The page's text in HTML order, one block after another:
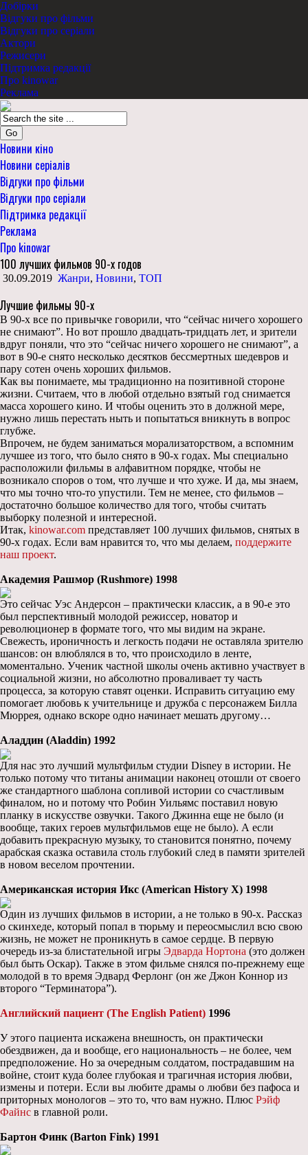
Добірки
Відгуки про фільми
Відгуки про серіали
Актори
Режисери
Підтримка редакції
Про kinowar
Реклама
Go
Новини кіно
Новини серіалів
Відгуки про фільми
Відгуки про серіали
Підтримка редакції
Реклама
Про kinowar
100 лучших фильмов 90-х годов
30.09.2019 Жанри, Новини, ТОП
Лучшие фильмы 90-х
В 90-х все по привычке говорили, что “сейчас ничего хорошего
не снимают”. Но вот прошло двадцать-тридцать лет, и зрители
вдруг поняли, что это “сейчас ничего хорошего не снимают”, а
вот в 90-е снято несколько десятков бессмертных шедевров и
пару сотен очень хороших фильмов.
Как вы понимаете, мы традиционно на позитивной стороне
жизни. Считаем, что в любой отдельно взятый год снимается
масса хорошего кино. И чтобы оценить это в должной мере,
нужно лишь перестать ныть и попытаться вникнуть в вопрос
глубже.
Впрочем, не будем заниматься морализаторством, а вспомним
лучшее из того, что было снято в 90-х годах. Мы специально
расположили фильмы в алфавитном порядке, чтобы не
возникало споров о том, что лучше и что хуже. И да, мы знаем,
что мы точно что-то упустили. Тем не менее, сто фильмов –
достаточно большое количество для того, чтобы считать
выборку полезной и интересной.
Итак, kinowar.com представляет 100 лучших фильмов, снятых в
90-х годах. Если вам нравится то, что мы делаем, поддержите
наш проект.
Академия Рашмор (Rushmore) 1998
Это сейчас Уэс Андерсон – практически классик, а в 90-е это
был перспективный молодой режиссер, новатор и
революционер в формате того, что мы видим на экране.
Свежесть, ироничность и легкость подачи не оставляла зрителю
шансов: он влюблялся в то, что происходило в ленте,
моментально. Ученик частной школы очень активно участвует в
социальной жизни, но абсолютно проваливает ту часть
процесса, за которую ставят оценки. Исправить ситуацию ему
помогает любовь к учительнице и дружба с персонажем Билла
Мюррея, однако вскоре одно начинает мешать другому…
Аладдин (Aladdin) 1992
Для нас это лучший мультфильм студии Disney в истории. Не
только потому что титаны анимации наконец отошли от своего
же стандартного шаблона сопливой истории со счастливым
финалом, но и потому что Робин Уильямс поставил новую
планку в искусстве озвучки. Такого Джинна еще не было (и
вообще, таких героев мультфильмов еще не было). А если
добавить прекрасную музыку, то становится понятно, почему
арабская сказка оставила столь глубокий след в памяти зрителей
в новом веселом прочтении.
Американская история Икс (American History X) 1998
Один из лучших фильмов в истории, а не только в 90-х. Рассказ
о скинхеде, который попал в тюрьму и переосмыслил всю свою
жизнь, не может не проникнуть в самое сердце. В первую
очередь из-за блистательной игры Эдварда Нортона (это должен
был быть Оскар). Также в этом фильме снялся по-прежнему еще
молодой в то время Эдвард Ферлонг (он же Джон Коннор из
второго “Терминатора”).
Английский пациент (The English Patient) 1996
У этого пациента искажена внешность, он практически
обездвижен, да и вообще, его национальность – не более, чем
предположение. Но за очередным солдатом, пострадавшим на
войне, стоит куда более глубокая и трагичная история любви,
измены и потери. Если вы любите драмы о любви без пафоса и
приторных монологов – это то, что вам нужно. Плюс Рэйф
Файнс в главной роли.
Бартон Финк (Barton Fink) 1991